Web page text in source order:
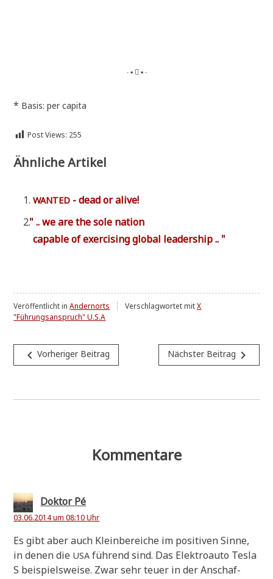
∙ ▪  ▪ ∙
* Basis: per capita
Post Views: 255
Ähnliche Artikel
WANTED - dead or alive!
".. we are the sole nati­on
capa­ble of exer­cis­ing glo­bal leadership .. "
Veröffentlicht inAndernorts Verschlagwortet mitX
"Führungsanspruch" U.S.A
Beitragsnavigation
navigate_beforeVorheriger Beitrag Nächster Beitrag navigate_next
Kommentare
Doktor Pé
03.06.2014 um 08:10 Uhr
Es gibt aber auch Klein­be­rei­che im posi­ti­ven Sin­ne,
in denen die USA füh­rend sind. Das Elek­tro­au­to Tes­la
S bei­spiels­wei­se. Zwar sehr teu­er in der Anschaf­